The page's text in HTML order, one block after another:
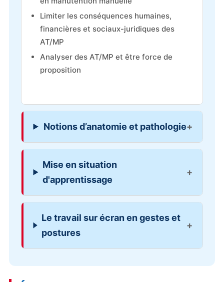
Limiter les conséquences humaines,
financières et sociaux-juridiques des
AT/MP
Analyser des AT/MP et être force de
proposition
Notions d’anatomie et pathologie
Mise en situation
d'apprentissage
Le travail sur écran en gestes et
postures